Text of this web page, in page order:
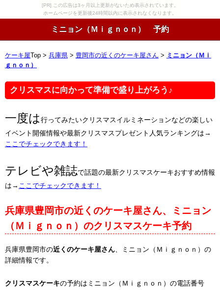
[PR] この広告は3ヶ月以上更新がないため表示されています。
ホームページを更新後24時間以内に表示されなくなります。
ミニョン（Ｍｉｇｎｏｎ） 予約
ケーキ屋 Top > 兵庫県 > 豊岡市の近くのケーキ屋さん > ミニョン（Ｍｉ
ｇｎｏｎ）
クリスマスに向かって準備で盛り上がろう♪
一度は行ってみたいクリスマスイルミネーションなどの楽しい
イベント開催情報や最新クリスマスプレゼント人気ランキングは→
ここでチェックできます！
テレビや雑誌で話題の最新クリスマスケーキおすすめ情報
は→ ここでチェックできます！
兵庫県豊岡市の近くのケーキ屋さん、ミニョン
（Ｍｉｇｎｏｎ）のクリスマスケーキ予約
兵庫県豊岡市の近くのケーキ屋さん 、ミニョン（Ｍｉｇｎｏｎ）の
詳細情報です。
クリスマスケーキの予約はミニョン（Ｍｉｇｎｏｎ）の電話番号